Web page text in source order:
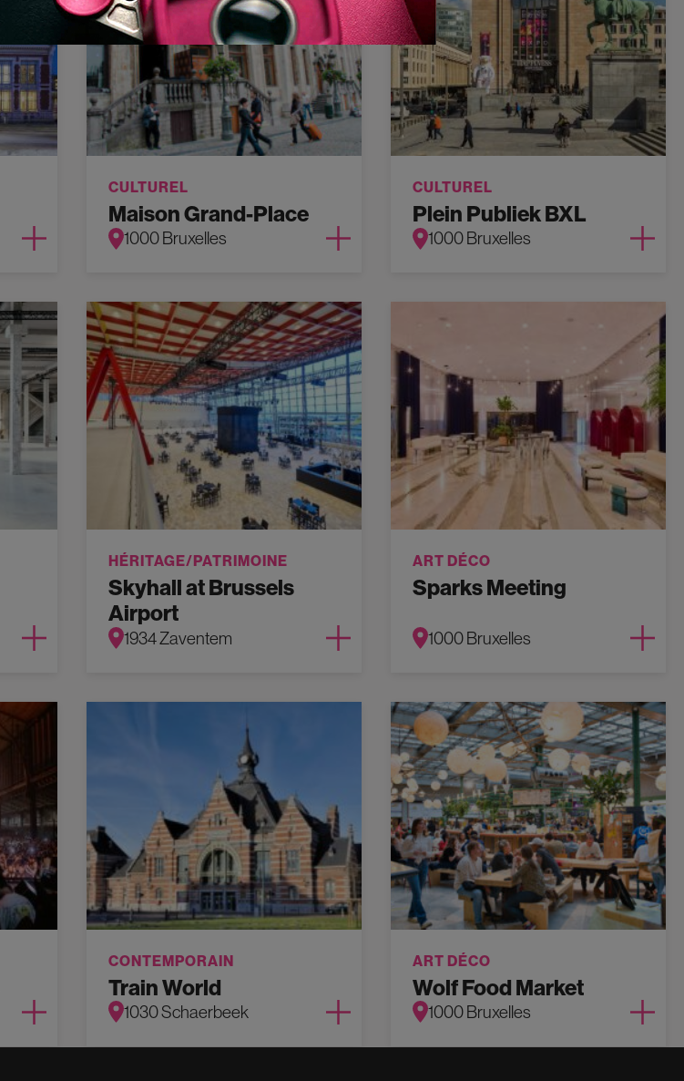
CULTUREL
Maison Grand-Place
1000 Bruxelles
CULTUREL
Plein Publiek BXL
1000 Bruxelles
HÉRITAGE/PATRIMOINE
Skyhall at Brussels
Airport
1934 Zaventem
ART DÉCO
Sparks Meeting
1000 Bruxelles
CONTEMPORAIN
Train World
1030 Schaerbeek
ART DÉCO
Wolf Food Market
1000 Bruxelles